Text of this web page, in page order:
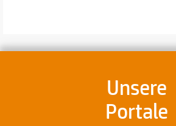
Unsere
Portale